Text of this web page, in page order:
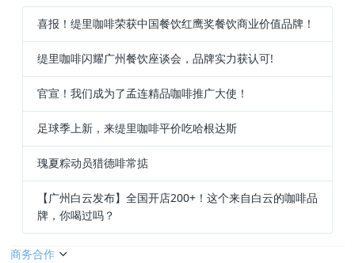
喜报！缇里咖啡荣获中国餐饮红鹰奖餐饮商业价值品牌！
缇里咖啡闪耀广州餐饮座谈会，品牌实力获认可!
官宣！我们成为了孟连精品咖啡推广大使！
足球季上新，来缇里咖啡平价吃哈根达斯
瑰夏粽动员猎德啡常掂
【广州白云发布】全国开店200+！这个来自白云的咖啡品
牌，你喝过吗？
商务合作